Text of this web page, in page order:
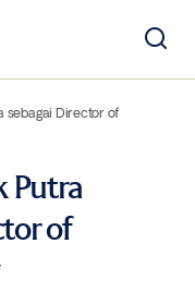
sebagai Director of
Putra
of